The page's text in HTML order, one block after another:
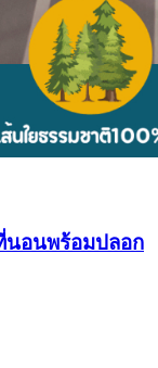
นอนพร้อมปลอก